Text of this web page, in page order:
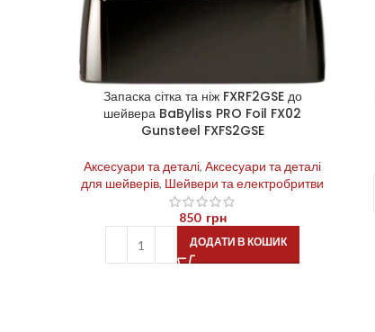
Запаска сітка та ніж FXRF2GSE до
шейвера BaByliss PRO Foil FX02
Gunsteel FXFS2GSE
Аксесуари та деталі, Аксесуари та деталі
для шейверів, Шейвери та електробритви
850 грн
ДОДАТИ В КОШИК